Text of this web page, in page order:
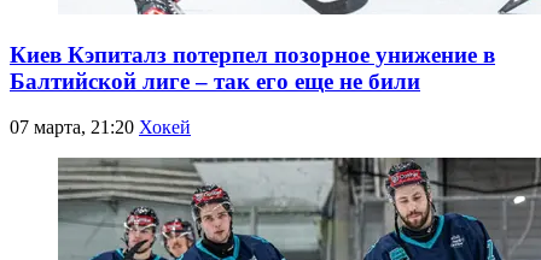
Киев Кэпиталз потерпел позорное унижение в
Балтийской лиге – так его еще не били
07 марта, 21:20 Хокей